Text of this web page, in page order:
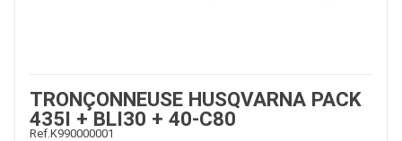
TRONÇONNEUSE HUSQVARNA PACK
435I + BLI30 + 40-C80
Ref. K990000001